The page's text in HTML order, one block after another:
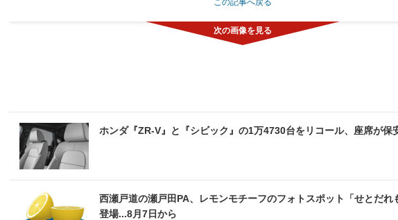
ホンダ『ZR-V』と『シビック』の1万4730台をリコール、座席が保
西瀬戸道の瀬戸田PA、レモンモチーフのフォトスポット「せとだれ
登場...8月7日から